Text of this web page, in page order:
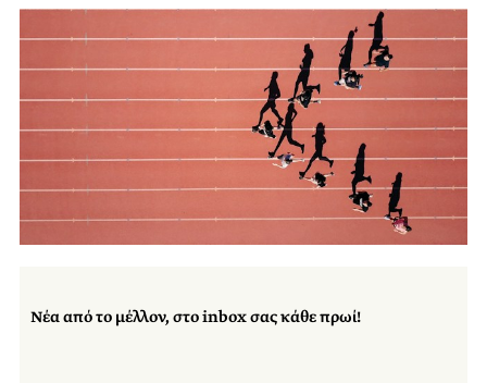
Νέα από το μέλλον, στο inbox σας κάθε πρωί!